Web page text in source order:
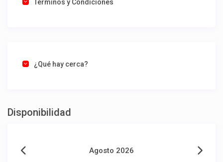
Términos y Condiciones
¿Qué hay cerca?
Disponibilidad
Agosto 2026